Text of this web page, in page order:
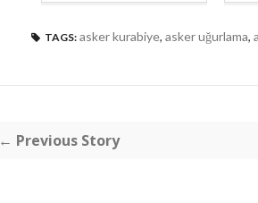
TAGS: asker kurabiye, asker uğurlama,
← Previous Story